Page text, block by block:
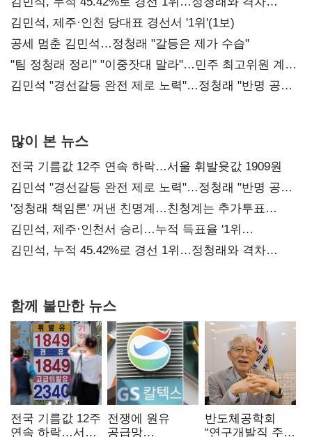
0.86%p(2보)
김민석, 제주·인천 당대표 경선서 '1위'(1보)
공세 멈춘 김민석…정청래 "갈등은 제가 수습"
"팀 정청래 정리" "이중잣대 말라"…민주 최고위원 계파
다툼 격화
김민석 "경선갈등 완전 제로 노력"…정청래 "반명 공세
많이 본 뉴스
전국 기름값 12주 연속 하락…서울 휘발윳값 1909원
김민석 "경선갈등 완전 제로 노력"…정청래 "반명 공세
사과부터"
'정청래 책임론' 꺼낸 친명계…친청계는 추가투표
때리기
김민석, 제주·인천서 승리…누적 득표율 '1위
탈환'(종합)
김민석, 누적 45.42%로 경선 1위…정청래와 격차
함께 볼만한 뉴스
전국 기름값 12주
연속 하락…서울
전쟁에 원유
공급망
반도체공학회
“연구개발직 주